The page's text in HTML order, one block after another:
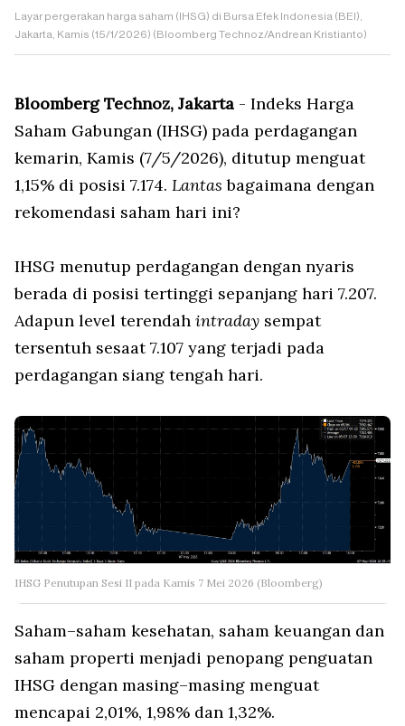
Layar pergerakan harga saham (IHSG) di Bursa Efek Indonesia (BEI),
Jakarta, Kamis (15/1/2026) (Bloomberg Technoz/Andrean Kristianto)
Bloomberg Technoz, Jakarta - Indeks Harga
Saham Gabungan (IHSG) pada perdagangan
kemarin, Kamis (7/5/2026), ditutup menguat
1,15% di posisi 7.174. Lantasbagaimana dengan
rekomendasi saham hari ini?
IHSG menutup perdagangan dengan nyaris
berada di posisi tertinggi sepanjang hari 7.207.
Adapun level terendah intraday sempat
tersentuh sesaat 7.107 yang terjadi pada
perdagangan siang tengah hari.
IHSG Penutupan Sesi II pada Kamis 7 Mei 2026 (Bloomberg)
Saham–saham kesehatan, saham keuangan dan
saham properti menjadi penopang penguatan
IHSG dengan masing–masing menguat
mencapai 2,01%, 1,98% dan 1,32%.